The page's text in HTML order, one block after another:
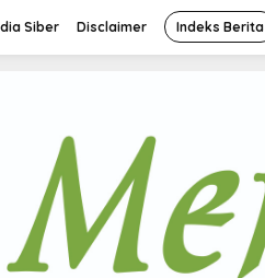
Siber Disclaimer Indeks Berita